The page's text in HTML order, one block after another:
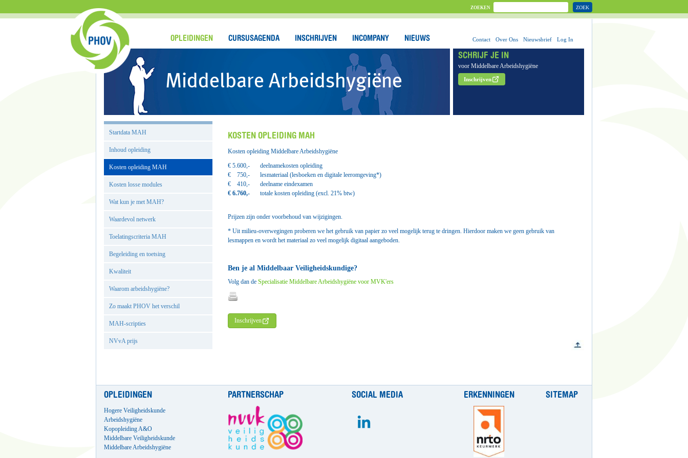
ZOEKEN ZOEK
OPLEIDINGEN CURSUSAGENDA INSCHRIJVEN INCOMPANY NIEUWS Contact Over Ons Nieuwsbrief Log In
SCHRIJF JE IN
voor Middelbare Arbeidshygiëne
Inschrijven
Middelbare Arbeidshygiëne
Startdata MAH
Inhoud opleiding
Kosten opleiding MAH
Kosten losse modules
Wat kun je met MAH?
Waardevol netwerk
Toelatingscriteria MAH
Begeleiding en toetsing
Kwaliteit
Waarom arbeidshygiëne?
Zo maakt PHOV het verschil
MAH-scripties
NVvA prijs
KOSTEN OPLEIDING MAH
Kosten opleiding Middelbare Arbeidshygiëne
€ 5.600,-
deelnamekosten opleiding
€
750,- lesmateriaal (lesboeken en digitale leeromgeving*)
€
410,-
deelname eindexamen
€ 6.760,- totale kosten opleiding (excl. 21% btw)
Prijzen zijn onder voorbehoud van wijzigingen.
* Uit milieu-overwegingen proberen we het gebruik van papier zo veel mogelijk terug te dringen. Hierdoor maken we geen gebruik van
lesmappen en wordt het materiaal zo veel mogelijk digitaal aangeboden.
Ben je al Middelbaar Veiligheidskundige?
Volg dan de Specialisatie Middelbare Arbeidshygiëne voor MVK'ers
Inschrijven
OPLEIDINGEN
Hogere Veiligheidskunde
Arbeidshygiëne
Kopopleiding A&O
Middelbare Veiligheidskunde
Middelbare Arbeidshygiëne
PARTNERSCHAP SOCIAL MEDIA ERKENNINGEN SITEMAP